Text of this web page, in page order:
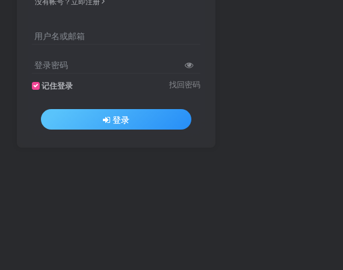
用户名或邮箱
登录密码
记住登录 找回密码
登录